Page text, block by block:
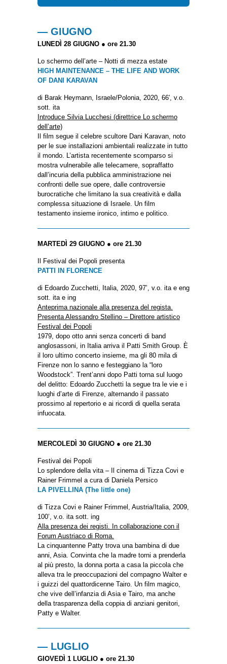
— GIUGNO
LUNEDÌ 28 GIUGNO ● ore 21.30
Lo schermo dell’arte – Notti di mezza estate
HIGH MAINTENANCE – THE LIFE AND WORK
OF DANI KARAVAN
di Barak Heymann, Israele/Polonia, 2020, 66′, v.o.
sott. ita
Introduce Silvia Lucchesi (direttrice Lo schermo
dell’arte)
Il film segue il celebre scultore Dani Karavan, noto
per le sue installazioni ambientali realizzate in tutto
il mondo. L’artista recentemente scomparso si
mostra vulnerabile alle telecamere, sopraffatto
dall’incuria della pubblica amministrazione nei
confronti delle sue opere, dalle controversie
burocratiche che limitano la sua creatività e dalla
complessa situazione di Israele. Un film
testamento insieme ironico, intimo e politico.
MARTEDÌ 29 GIUGNO ● ore 21.30
Il Festival dei Popoli presenta
PATTI IN FLORENCE
di Edoardo Zucchetti, Italia, 2020, 97’, v.o. ita e eng
sott. ita e ing
Anteprima nazionale alla presenza del regista.
Presenta Alessandro Stellino – Direttore artistico
Festival dei Popoli
1979, dopo otto anni senza concerti di band
anglosassoni, in Italia arriva il Patti Smith Group. È
il loro ultimo concerto insieme, ma gli 80 mila di
Firenze non lo sanno e festeggiano la “loro
Woodstock”. Trent’anni dopo Patti torna sul luogo
del delitto: Edoardo Zucchetti la segue tra le vie e i
luoghi d’arte di Firenze, alternando il passato
prossimo al repertorio e ai ricordi di quella serata
infuocata.
MERCOLEDÌ 30 GIUGNO ● ore 21.30
Festival dei Popoli
Lo splendore della vita – Il cinema di Tizza Covi e
Rainer Frimmel a cura di Daniela Persico
LA PIVELLINA (The little one)
di Tizza Covi e Rainer Frimmel, Austria/Italia, 2009,
100’, v.o. ita sott. ing
Alla presenza dei registi. In collaborazione con il
Forum Austriaco di Roma.
La cinquantenne Patty trova una bambina di due
anni, Asia. Convinta che la madre torni a prenderla
al più presto, la donna porta a casa la piccola che
alleva tra le preoccupazioni del compagno Walter e
i guizzi del quattordicenne Tairo. Un film magico,
che vive dell’infanzia di Asia e Tairo, ma anche
della trasparenza della coppia di anziani genitori,
Patty e Walter.
— LUGLIO
GIOVEDÌ 1 LUGLIO ● ore 21.30